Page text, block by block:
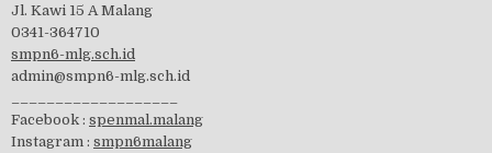
visitasi PPK 2019
Jl. Kawi 15 A Malang
0341-364710
smpn6-mlg.sch.id
admin@smpn6-mlg.sch.id
Facebook : spenmal.malang
Instagram : smpn6malang